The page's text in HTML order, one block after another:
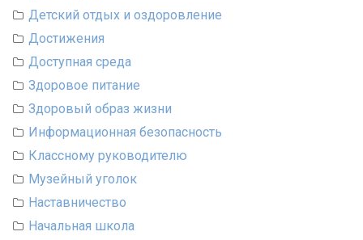
Детский отдых и оздоровление
Достижения
Доступная среда
Здоровое питание
Здоровый образ жизни
Информационная безопасность
Классному руководителю
Музейный уголок
Наставничество
Начальная школа